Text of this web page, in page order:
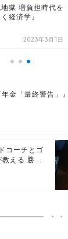
地獄 増負担時代を
経済学』
2023年3月1日
年金「最終警告」』
コーチとゴ
教える 勝...